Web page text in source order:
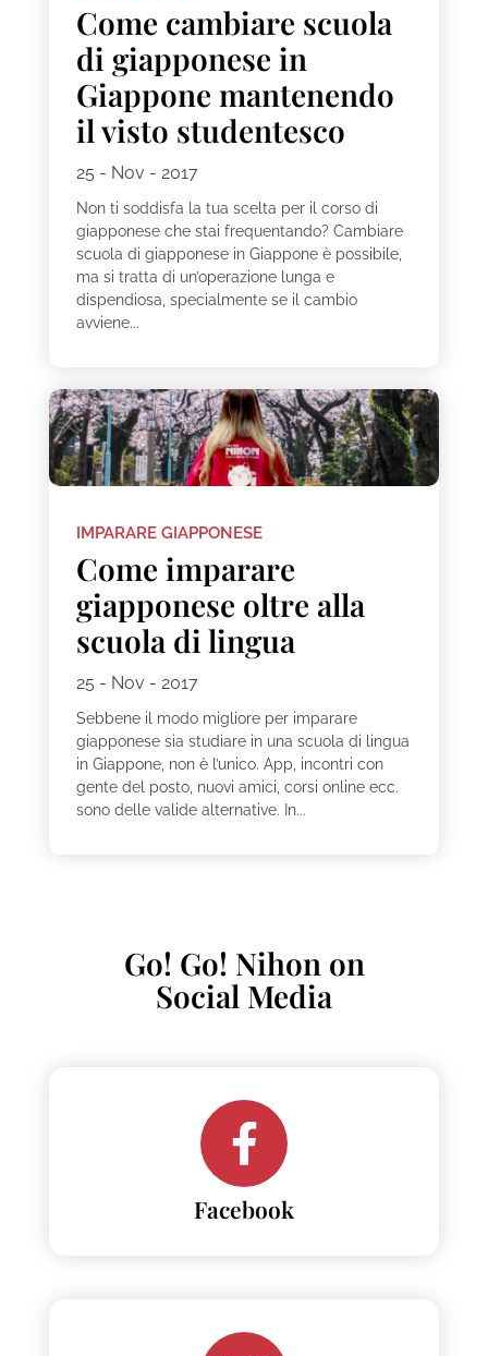
Come cambiare scuola
di giapponese in
Giappone mantenendo
il visto studentesco
25 - Nov - 2017
Non ti soddisfa la tua scelta per il corso di
giapponese che stai frequentando? Cambiare
scuola di giapponese in Giappone è possibile,
ma si tratta di un’operazione lunga e
dispendiosa, specialmente se il cambio
avviene...
IMPARARE GIAPPONESE
Come imparare
giapponese oltre alla
scuola di lingua
25 - Nov - 2017
Sebbene il modo migliore per imparare
giapponese sia studiare in una scuola di lingua
in Giappone, non è l’unico. App, incontri con
gente del posto, nuovi amici, corsi online ecc.
sono delle valide alternative. In...
Go! Go! Nihon on
Social Media
Facebook